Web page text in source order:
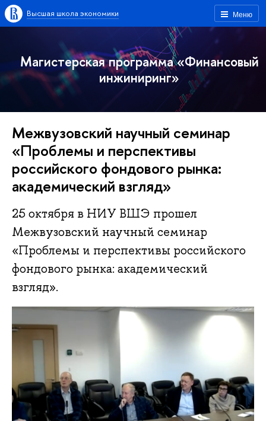
Меню
Высшая школа экономики
Магистерская программа «Финансовый
инжиниринг»
Межвузовский научный семинар
«Проблемы и перспективы
российского фондового рынка:
академический взгляд»
25 октября в НИУ ВШЭ прошел
Межвузовский научный семинар
«Проблемы и перспективы российского
фондового рынка: академический
взгляд».